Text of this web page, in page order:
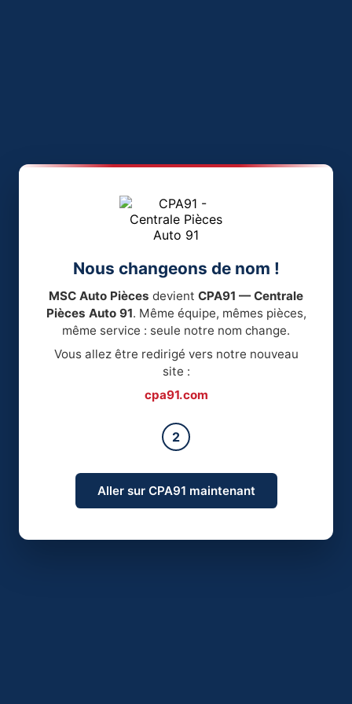
Nous changeons de nom !
MSC Auto Pièces devient CPA91 — Centrale
Pièces Auto 91. Même équipe, mêmes pièces,
même service : seule notre nom change.
Vous allez être redirigé vers notre nouveau
site :
cpa91.com
2
Aller sur CPA91 maintenant